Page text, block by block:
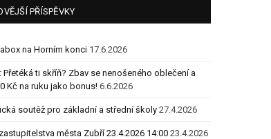
PŘÍSPĚVKY
na Horním konci 17.6.2026
Přetéká ti skříň? Zbav se nenošeného oblečení a
Kč na ruku jako bonus! 6.6.2026
soutěž pro základní a střední školy 27.4.2026
města Zubří 23.4.2026 14:00 23.4.2026